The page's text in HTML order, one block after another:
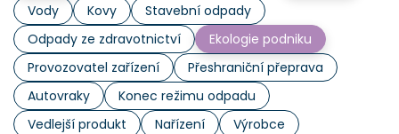
Vody
Kovy
Stavební odpady
Odpady ze zdravotnictví
Ekologie podniku
Provozovatel zařízení
Přeshraniční přeprava
Autovraky
Konec režimu odpadu
Vedlejší produkt
Nařízení
Výrobce